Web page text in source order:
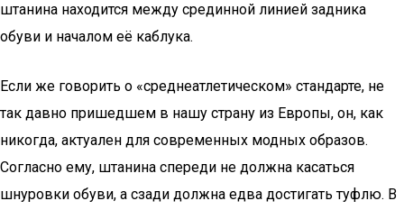
штанина находится между срединной линией задника
обуви и началом её каблука.
Если же говорить о «среднеатлетическом» стандарте, не
так давно пришедшем в нашу страну из Европы, он, как
никогда, актуален для современных модных образов.
Согласно ему, штанина спереди не должна касаться
шнуровки обуви, а сзади должна едва достигать туфлю. В